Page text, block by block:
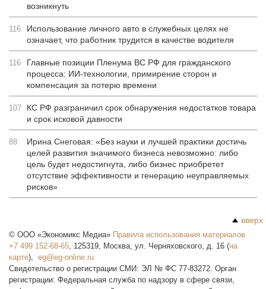
возникнуть
116
Использование личного авто в служебных целях не
означает, что работник трудится в качестве водителя
116
Главные позиции Пленума ВС РФ для гражданского
процесса: ИИ-технологии, примирение сторон и
компенсация за потерю времени
107
КС РФ разграничил срок обнаружения недостатков товара
и срок исковой давности
88
Ирина Снеговая: «Без науки и лучшей практики достичь
целей развития значимого бизнеса невозможно: либо
цель будет недостигнута, либо бизнес приобретет
отсутствие эффективности и генерацию неуправляемых
рисков»
вверх
© ООО «Экономикс Медиа» Правила использования материалов
+7 499 152-68-65 125319 Москва ул. Черняховского, д. 16 (на
карте),
Свидетельство о регистрации СМИ: ЭЛ № ФС 77-83272. Орган
регистрации: Федеральная служба по надзору в сфере связи,